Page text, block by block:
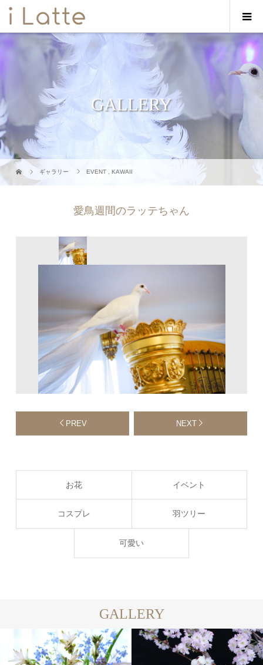
GALLERY
ギャラリー EVENT ,KAWAII
愛鳥週間のラッテちゃん
PREV NEXT
お花 イベント
コスプレ 羽ツリー
可愛い
GALLERY